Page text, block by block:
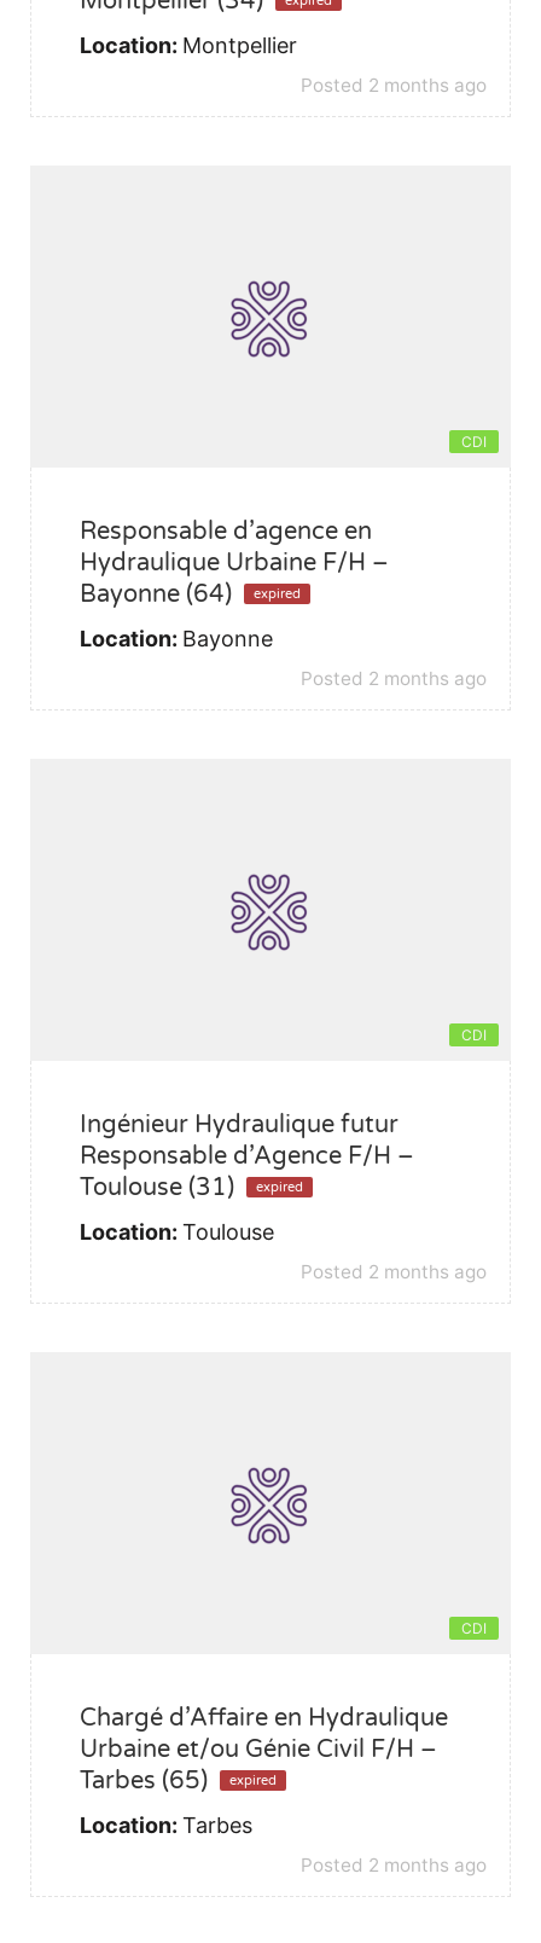
Location: Montpellier
Posted 2 months ago
CDI
Responsable d’agence en
Hydraulique Urbaine F/H –
Bayonne (64)
expired
Location: Bayonne
Posted 2 months ago
CDI
Ingénieur Hydraulique futur
Responsable d’Agence F/H –
Toulouse (31)
expired
Location: Toulouse
Posted 2 months ago
CDI
Chargé d’Affaire en Hydraulique
Urbaine et/ou Génie Civil F/H –
Tarbes (65)
expired
Location: Tarbes
Posted 2 months ago